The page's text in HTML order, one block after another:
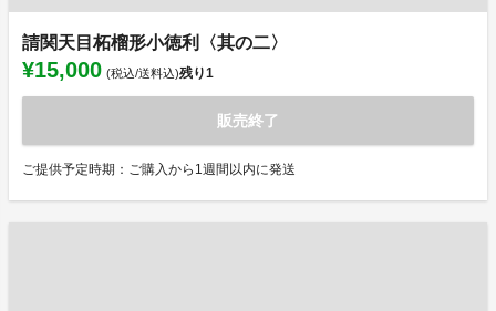
請関天目柘榴形小徳利〈其の二〉
¥15,000 (税込/送料込)残り1
販売終了
ご提供予定時期：ご購入から1週間以内に発送